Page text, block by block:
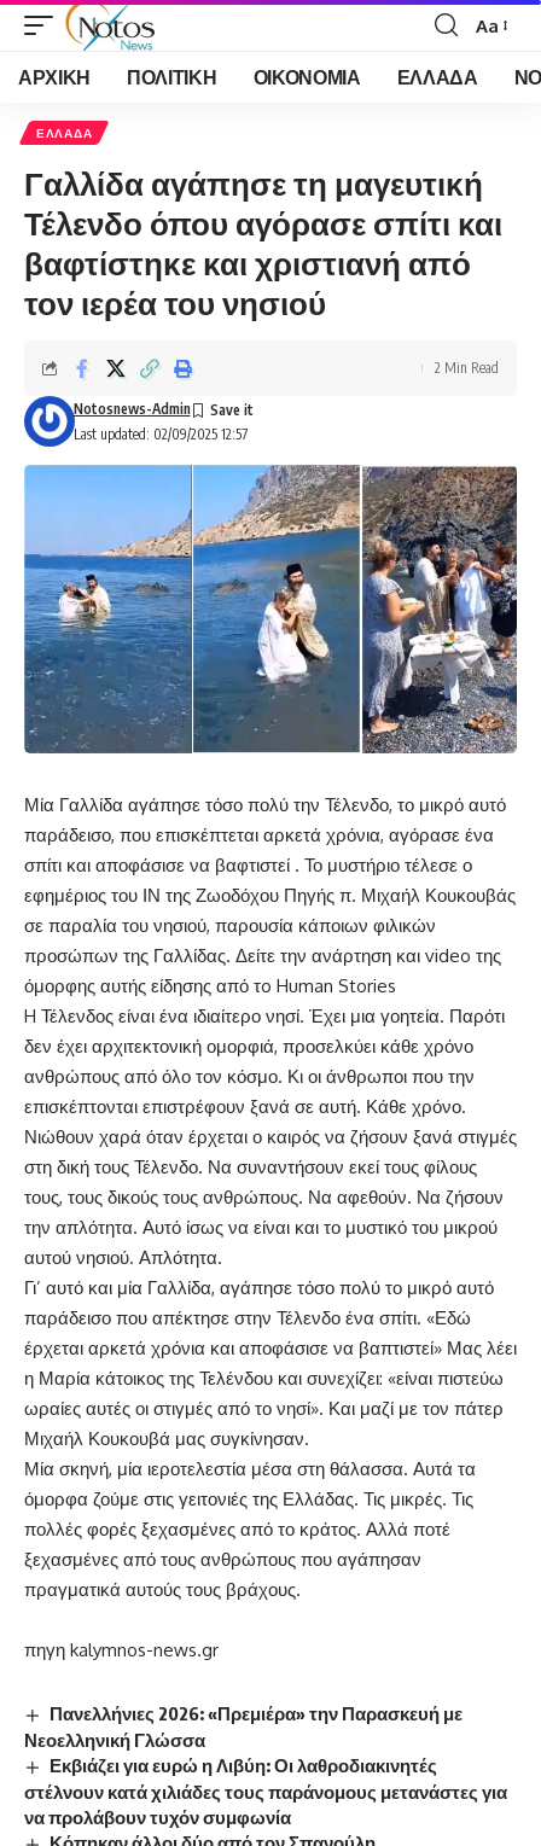
Font
Resizer
Aa
ΑΡΧΙΚΗ ΠΟΛΙΤΙΚΗ ΟΙΚΟΝΟΜΙΑ ΕΛΛΑΔΑ
ΕΛΛΑΔΑ
Γαλλίδα αγάπησε τη μαγευτική
Τέλενδο όπου αγόρασε σπίτι και
βαφτίστηκε και χριστιανή από
τον ιερέα του νησιού
Last updated: 02/09/2025 12:57
Notosnews-Admin
2 Min Read
Μία Γαλλίδα αγάπησε τόσο πολύ την Τέλενδο, το μικρό αυτό
παράδεισο, που επισκέπτεται αρκετά χρόνια, αγόρασε ένα
σπίτι και αποφάσισε να βαφτιστεί . Το μυστήριο τέλεσε ο
εφημέριος του ΙΝ της Ζωοδόχου Πηγής π. Μιχαήλ Κουκουβάς
σε παραλία του νησιού, παρουσία κάποιων φιλικών
προσώπων της Γαλλίδας. Δείτε την ανάρτηση και video της
όμορφης αυτής είδησης από τo Human Stories
H Τέλενδος είναι ένα ιδιαίτερο νησί. Έχει μια γοητεία. Παρότι
δεν έχει αρχιτεκτονική ομορφιά, προσελκύει κάθε χρόνο
ανθρώπους από όλο τον κόσμο. Κι οι άνθρωποι που την
επισκέπτονται επιστρέφουν ξανά σε αυτή. Κάθε χρόνο.
Νιώθουν χαρά όταν έρχεται ο καιρός να ζήσουν ξανά στιγμές
στη δική τους Τέλενδο. Να συναντήσουν εκεί τους φίλους
τους, τους δικούς τους ανθρώπους. Να αφεθούν. Να ζήσουν
την απλότητα. Αυτό ίσως να είναι και το μυστικό του μικρού
αυτού νησιού. Απλότητα.
Γι’ αυτό και μία Γαλλίδα, αγάπησε τόσο πολύ το μικρό αυτό
παράδεισο που απέκτησε στην Τέλενδο ένα σπίτι. «Εδώ
έρχεται αρκετά χρόνια και αποφάσισε να βαπτιστεί» Μας λέει
η Μαρία κάτοικος της Τελένδου και συνεχίζει: «είναι πιστεύω
ωραίες αυτές οι στιγμές από το νησί». Και μαζί με τον πάτερ
Μιχαήλ Κουκουβά μας συγκίνησαν.
Μία σκηνή, μία ιεροτελεστία μέσα στη θάλασσα. Αυτά τα
όμορφα ζούμε στις γειτονιές της Ελλάδας. Τις μικρές. Τις
πολλές φορές ξεχασμένες από το κράτος. Αλλά ποτέ
ξεχασμένες από τους ανθρώπους που αγάπησαν
πραγματικά αυτούς τους βράχους.
πηγη kalymnos-news.gr
Πανελλήνιες 2026: «Πρεμιέρα» την Παρασκευή με
Νεοελληνική Γλώσσα
Εκβιάζει για ευρώ η Λιβύη: Οι λαθροδιακινητές
στέλνουν κατά χιλιάδες τους παράνομους μετανάστες για
να προλάβουν τυχόν συμφωνία